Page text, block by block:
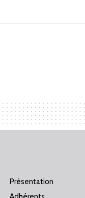
Présentation